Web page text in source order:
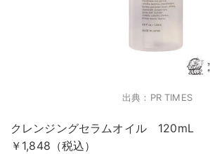
出典：PR TIMES
クレンジングセラムオイル 120mL
￥1,848（税込）